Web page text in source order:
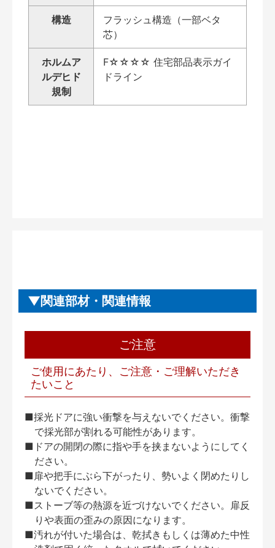
構造
フラッシュ構造（一部ベタ
芯）
ホルムア
ルデヒド
規制
F☆☆☆☆ 住宅部品表示ガイ
ドライン
関連部材・関連情報
ご注意
ご使用にあたり、ご注意・ご理解いただき
たいこと
■採光ドアに強い衝撃を与えないでください。衝撃
で採光部が割れる可能性があります。
■ドアの開閉の際に指や手を挟まないようにしてく
ださい。
■扉や把手にぶら下がったり、勢いよく閉めたりし
ないでください。
■ストーブ等の熱源を近づけないでください。扉反
りや表面の歪みの原因になります。
■汚れが付いた場合は、乾拭きもしくは薄めた中性